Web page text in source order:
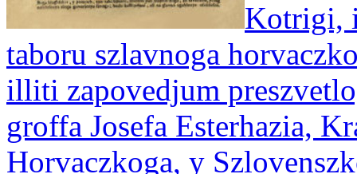
Kotrigi,
taboru szlavnoga
illiti zapovedjum
groffa Josefa Esterhazia,
Horvaczkoga, y